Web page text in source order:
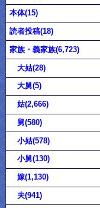
本体(15)
読者投稿(18)
家族・義家族(6,723)
大姑(28)
大舅(5)
姑(2,666)
舅(580)
小姑(578)
小舅(130)
嫁(1,130)
夫(941)